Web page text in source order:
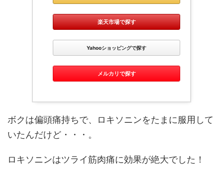
楽天市場で探す
Yahooショッピングで探す
メルカリで探す
ボクは偏頭痛持ちで、ロキソニンをたまに服用して
いたんだけど・・・。
ロキソニンはツライ筋肉痛に効果が絶大でした！